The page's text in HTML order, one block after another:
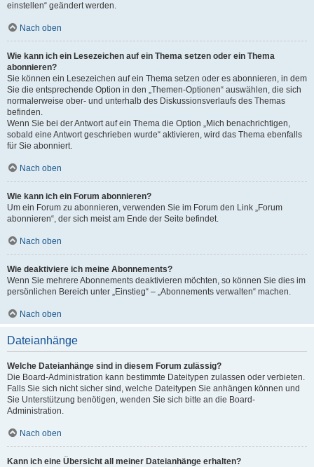
einstellen“ geändert werden.
Nach oben
Wie kann ich ein Lesezeichen auf ein Thema setzen oder ein Thema
abonnieren?
Sie können ein Lesezeichen auf ein Thema setzen oder es abonnieren, in dem
Sie die entsprechende Option in den „Themen-Optionen“ auswählen, die sich
normalerweise ober- und unterhalb des Diskussionsverlaufs des Themas
befinden.
Wenn Sie bei der Antwort auf ein Thema die Option „Mich benachrichtigen,
sobald eine Antwort geschrieben wurde“ aktivieren, wird das Thema ebenfalls
für Sie abonniert.
Nach oben
Wie kann ich ein Forum abonnieren?
Um ein Forum zu abonnieren, verwenden Sie im Forum den Link „Forum
abonnieren“, der sich meist am Ende der Seite befindet.
Nach oben
Wie deaktiviere ich meine Abonnements?
Wenn Sie mehrere Abonnements deaktivieren möchten, so können Sie dies im
persönlichen Bereich unter „Einstieg“ – „Abonnements verwalten“ machen.
Nach oben
Dateianhänge
Welche Dateianhänge sind in diesem Forum zulässig?
Die Board-Administration kann bestimmte Dateitypen zulassen oder verbieten.
Falls Sie sich nicht sicher sind, welche Dateitypen Sie anhängen können und
Sie Unterstützung benötigen, wenden Sie sich bitte an die Board-
Administration.
Nach oben
Kann ich eine Übersicht all meiner Dateianhänge erhalten?